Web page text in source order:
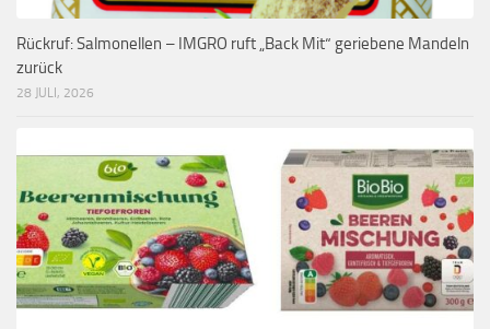
Rückruf: Salmonellen – IMGRO ruft „Back Mit“ geriebene Mandeln
zurück
28 JULI, 2026